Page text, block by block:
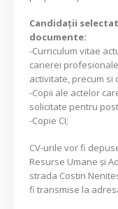
Candidaţii
documente:
-Curriculum vitae
carierei
activitate, precum si
-Copii ale actelor
solicitate pentru
-Copie CI;
CV-urile vor fi
Resurse Umane și
strada Costin
fi transmise la